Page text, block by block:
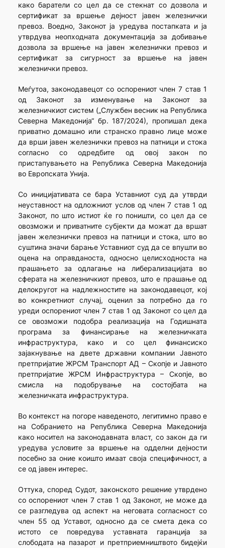
како баратели со цел да се стекнат со дозвола и
сертификат за вршење дејност јавен железнички
превоз. Воедно, Законот ја уредува постапката и ја
утврдува неопходната документација за добивање
дозвола за вршење на јавен железнички превоз и
сертификат за сигурност за вршење на јавен
железнички превоз.
Меѓутоа, законодавецот со оспорениот член 7 став 1
од Законот за изменување на Законот за
железничкиот систем („Службен весник на Република
Северна Македонија“ бр. 187/2024), пропишал дека
приватно домашно или странско правно лице може
да врши јавен железнички превоз на патници и стока
согласно со одредбите од овој закон по
пристапувањето на Република Северна Македонија
во Европската Унија.
Со иницијативата се бара Уставниот суд да утврди
неуставност на одложниот услов од член 7 став 1 од
Законот, по што истиот ќе го поништи, со цел да се
овозможи и приватните субјекти да можат да вршат
јавен железнички превоз на патници и стока, што во
суштина значи барање Уставниот суд да се впушти во
оцена на оправданоста, односно целисходноста на
прашањето за одлагање на либерализацијата во
сферата на железничкиот превоз, што е прашање од
делокругот на надлежностите на законодавецот, кој
во конкретниот случај, оценил за потребно да го
уреди оспорениот член 7 став 1 од Законот со цел да
се овозможи подобра реализација на Годишната
програма за финансирање на железничката
инфраструктура, како и со цел финансиско
зајакнување на двете државни компании Јавното
претпријатие ЖРСМ Транспорт АД – Скопје и Јавното
претпријатие ЖРСМ Инфраструктура – Скопје, во
смисла на подобрување на состојбата на
железничката инфраструктура.
Во контекст на погоре наведеното, легитимно право е
на Собранието на Република Северна Македонија
како носител на законодавната власт, со закон да ги
уредува условите за вршење на одделни дејности
посебно за оние коишто имаат своја специфичност, а
се од јавен интерес.
Оттука, според Судот, законското решение утврдено
со оспорениот член 7 став 1 од Законот, не може да
се разгледува од аспект на неговата согласност со
член 55 од Уставот, односно да се смета дека со
истото се повредува уставната гаранција за
слободата на пазарот и претприемништвото бидејќи